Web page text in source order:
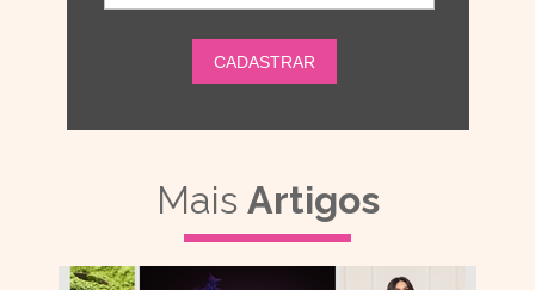
Mais Artigos